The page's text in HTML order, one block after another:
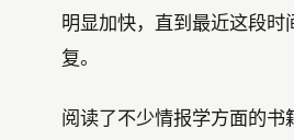
明显加快，直到最近这段时
复。
阅读了不少情报学方面的书